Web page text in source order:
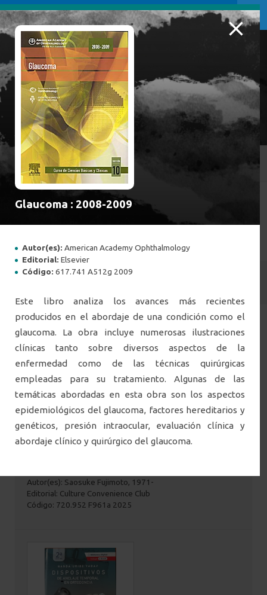
NOVEDADES BIBLIOGRÁFICAS
Inicio /
NOVEDADES BIBLIOGRÁFICAS
Autor(es): Saosuke Fujimoto, 1971-
Editorial: Culture Convenience Club
Código: 720.952 F961a 2025
Glaucoma : 2008-2009
Autor(es): American Academy Ophthalmology
Editorial: Elsevier
Código: 617.741 A512g 2009
Este libro analiza los avances más recientes
producidos en el abordaje de una condición como el
glaucoma. La obra incluye numerosas ilustraciones
clínicas tanto sobre diversos aspectos de la
enfermedad como de las técnicas quirúrgicas
empleadas para su tratamiento. Algunas de las
temáticas abordadas en esta obra son los aspectos
epidemiológicos del glaucoma, factores hereditarios y
genéticos, presión intraocular, evaluación clínica y
abordaje clínico y quirúrgico del glaucoma.